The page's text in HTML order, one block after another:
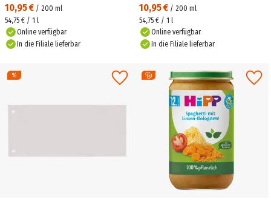
10,95 € / 200 ml
54,75 € / 1 l
Online verfügbar
In die Filiale lieferbar
10,95 € / 200 ml
54,75 € / 1 l
Online verfügbar
In die Filiale lieferbar